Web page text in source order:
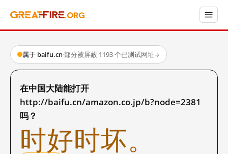
属于 baifu.cn·部分被屏蔽·1193 个已测试网址→
在中国大陆能打开
http://baifu.cn/amazon.co.jp/b?node=2381
吗？
时好时坏。